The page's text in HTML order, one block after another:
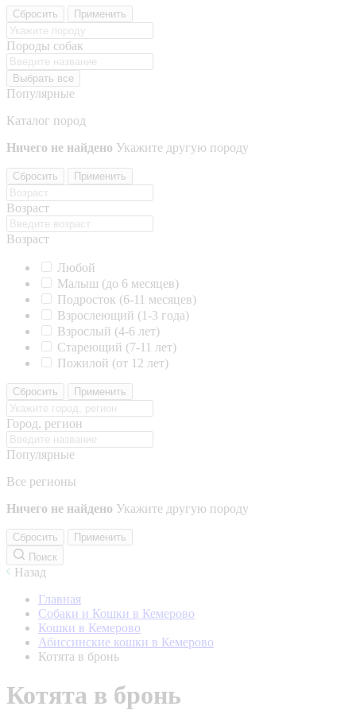
Сбросить Применить
Породы собак
Выбрать все
Популярные
Каталог пород
Ничего не найдено Укажите другую породу
Сбросить Применить
Возраст
Возраст
Любой
Малыш (до 6 месяцев)
Подросток (6-11 месяцев)
Взрослеющий (1-3 года)
Взрослый (4-6 лет)
Стареющий (7-11 лет)
Пожилой (от 12 лет)
Сбросить Применить
Город, регион
Популярные
Все регионы
Ничего не найдено Укажите другую породу
Сбросить
Применить
Поиск
Назад
Главная
Собаки и Кошки в Кемерово
Кошки в Кемерово
Абиссинские кошки в Кемерово
Котята в бронь
Котята в бронь